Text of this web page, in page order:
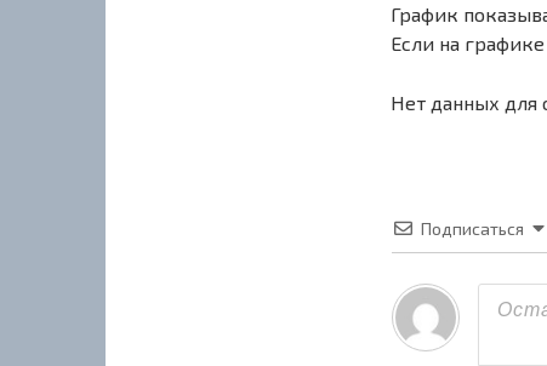
График
Если на
Нет данных для
Подписаться